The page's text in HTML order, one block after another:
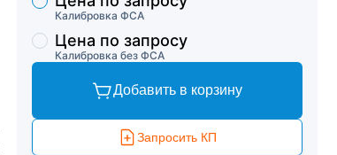
Калибровка ФСА
Калибровка без ФСА
Цена по запросу
Добавить в корзину
Запросить КП